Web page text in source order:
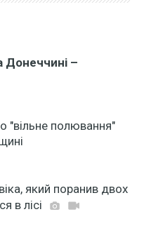
Донеччині –
"вільне полювання"
який поранив двох
в лісі